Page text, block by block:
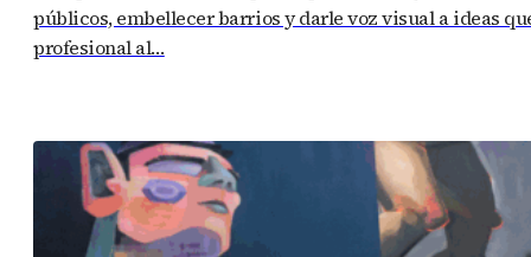
públicos, embellecer barrios y darle voz visual a ideas
profesional al…